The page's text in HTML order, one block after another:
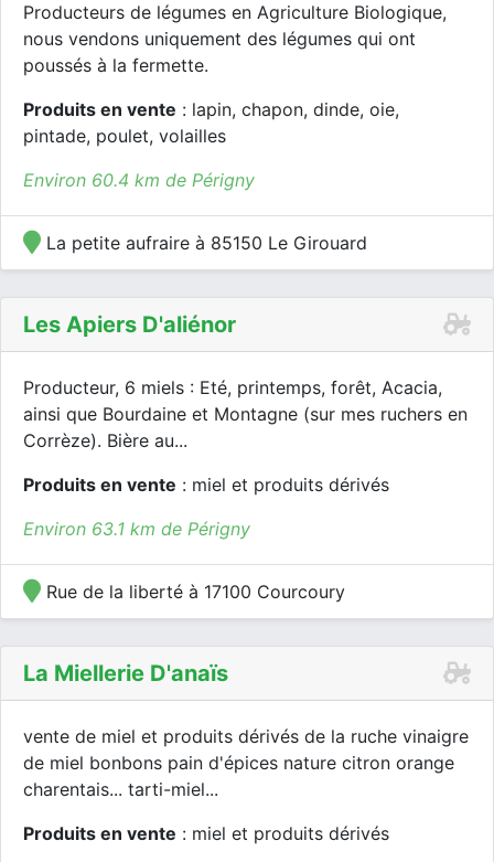
Producteurs de légumes en Agriculture Biologique,
nous vendons uniquement des légumes qui ont
poussés à la fermette.
Produits en vente : lapin, chapon, dinde, oie,
pintade, poulet, volailles
Environ 60.4 km de Périgny
La petite aufraire à 85150 Le Girouard
Les Apiers D'aliénor
Producteur, 6 miels : Eté, printemps, forêt, Acacia,
ainsi que Bourdaine et Montagne (sur mes ruchers en
Corrèze). Bière au...
Produits en vente : miel et produits dérivés
Environ 63.1 km de Périgny
Rue de la liberté à 17100 Courcoury
La Miellerie D'anaïs
vente de miel et produits dérivés de la ruche vinaigre
de miel bonbons pain d'épices nature citron orange
charentais... tarti-miel...
Produits en vente : miel et produits dérivés